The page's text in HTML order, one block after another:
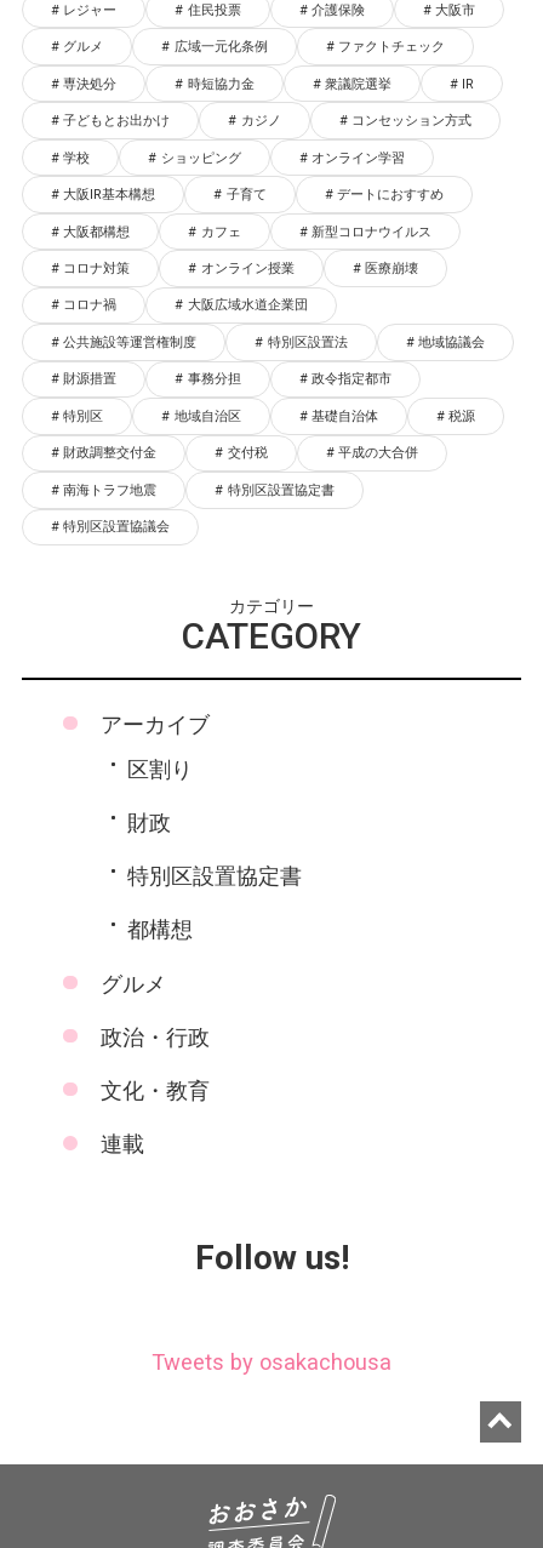
レジャー 住民投票 介護保険 大阪市
グルメ 広域一元化条例 ファクトチェック
専決処分 時短協力金 衆議院選挙 IR
子どもとお出かけ カジノ コンセッション方式
学校 ショッピング オンライン学習
大阪IR基本構想 子育て デートにおすすめ
大阪都構想 カフェ 新型コロナウイルス
コロナ対策 オンライン授業 医療崩壊
コロナ禍 大阪広域水道企業団
公共施設等運営権制度 特別区設置法 地域協議会
財源措置 事務分担 政令指定都市
特別区 地域自治区 基礎自治体 税源
財政調整交付金 交付税 平成の大合併
南海トラフ地震 特別区設置協定書
特別区設置協議会
カテゴリー
CATEGORY
アーカイブ
区割り
財政
特別区設置協定書
都構想
グルメ
政治・行政
文化・教育
連載
Follow us!
Tweets by osakachousa